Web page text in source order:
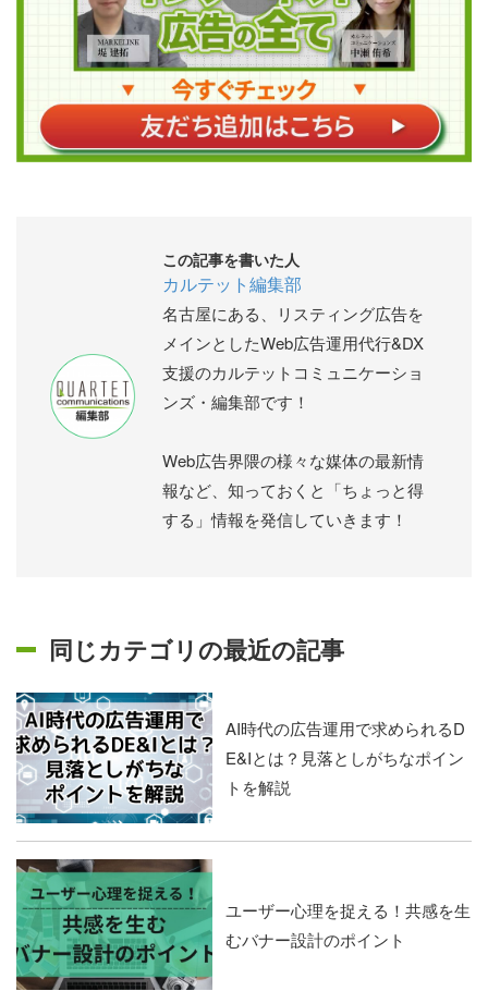
この記事を書いた人
カルテット編集部
名古屋にある、リスティング広告を
メインとしたWeb広告運用代行&DX
支援のカルテットコミュニケーショ
ンズ・編集部です！
Web広告界隈の様々な媒体の最新情
報など、知っておくと「ちょっと得
する」情報を発信していきます！
同じカテゴリの最近の記事
AI時代の広告運用で求められるD
E&Iとは？見落としがちなポイン
トを解説
ユーザー心理を捉える！共感を生
むバナー設計のポイント